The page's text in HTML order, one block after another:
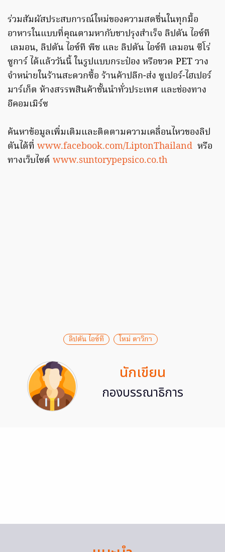
ร่วมสัมผัสประสบการณ์ใหม่ของความสดชื่นในทุกมื้อ
อาหารในแบบที่คุณตามหากับชาปรุงสำเร็จ ลิปตัน ไอซ์ที
เลมอน, ลิปตัน ไอซ์ที พีช และ ลิปตัน ไอซ์ที เลมอน ซีโร่
ซูการ์ ได้แล้ววันนี้ ในรูปแบบกระป๋อง หรือขวด PET วาง
จำหน่ายในร้านสะดวกซื้อ ร้านค้าปลีก-ส่ง ซูเปอร์-ไฮเปอร์
มาร์เก็ต ห้างสรรพสินค้าชั้นนำทั่วประเทศ และช่องทาง
อีคอมเมิร์ซ
ค้นหาข้อมูลเพิ่มเติมและติดตามความเคลื่อนไหวของลิป
ตันได้ที่ www.facebook.com/LiptonThailand หรือ
ทางเว็บไซต์ www.suntorypepsico.co.th
ลิปตัน ไอซ์ที ใหม่ ดาวิกา
นักเขียน
กองบรรณาธิการ